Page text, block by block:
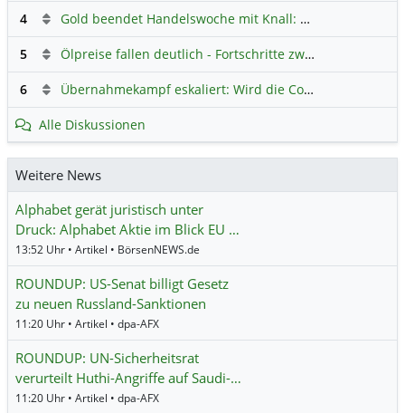
4 Gold beendet Handelswoche mit Knall: Barrick Mining – Ist diese Aktie wieder ein Kauf?
5 Ölpreise fallen deutlich - Fortschritte zwischen USA und Iran belasten
6 Übernahmekampf eskaliert: Wird die Commerzbank italienisch?
Alle Diskussionen
Weitere News
Alphabet gerät juristisch unter
Druck: Alphabet Aktie im Blick EU …
13:52 Uhr • Artikel • BörsenNEWS.de
ROUNDUP: US-Senat billigt Gesetz
zu neuen Russland-Sanktionen
11:20 Uhr • Artikel • dpa-AFX
ROUNDUP: UN-Sicherheitsrat
verurteilt Huthi-Angriffe auf Saudi-…
11:20 Uhr • Artikel • dpa-AFX